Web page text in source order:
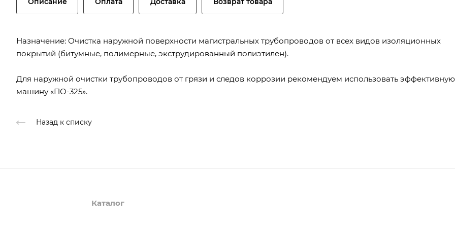
Назначение: Очистка наружной поверхности магистральных трубопроводов от всех видов изоляционных
покрытий (битумные, полимерные, экструдированный полиэтилен).
Для наружной очистки трубопроводов от грязи и следов коррозии рекомендуем использовать эффективную
машину «ПО-325».
Назад к списку
Каталог